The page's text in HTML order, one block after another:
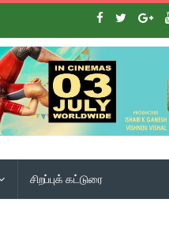
சிறப்புக் கட்டுரை